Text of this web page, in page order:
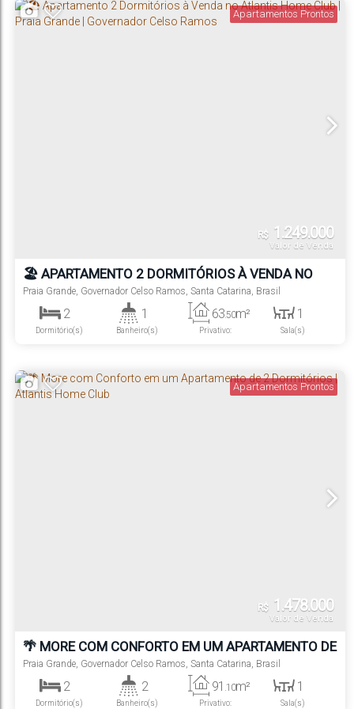
Apartamentos Prontos
R$ 1.249.000
Valor de Venda
🏖️ APARTAMENTO 2 DORMITÓRIOS À VENDA NO
ATLANTIS HOME CLUB | PRAIA GRANDE |
GOVERNADOR CELSO RAMOS
Praia Grande, Governador Celso Ramos, Santa Catarina, Brasil
2
Dormitório(s)
1
Banheiro(s) Privativo:
63 .50m² 1
Sala(s)
Apartamentos Prontos
R$ 1.478.000
Valor de Venda
🌴 MORE COM CONFORTO EM UM APARTAMENTO DE
2 DORMITÓRIOS | ATLANTIS HOME CLUB
Praia Grande, Governador Celso Ramos, Santa Catarina, Brasil
2
Dormitório(s)
2
Banheiro(s) Privativo:
91 .10m² 1
Sala(s)